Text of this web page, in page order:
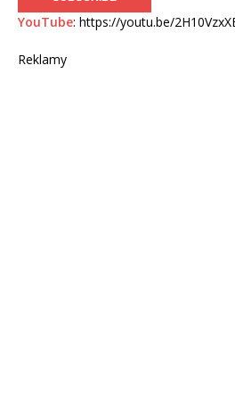
YouTube: https://youtu.be/
Reklamy